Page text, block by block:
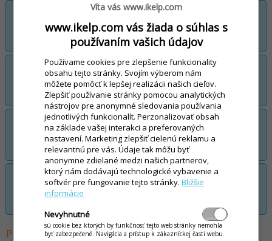
Klub verných zákazníkov - vytvorenie
kampane výmena bodov za konkrétne
zľavnené tovary z našej ponuky
Klub verných zákazníkov - vytvorenie
kampane výmena bodov za darčekové
tovary
Individuálne zľavové akcie - vytvorenie
kampane zľavového cenníka pre
vybraných klientov
Individuálne zľavové akcie - vytvorenie
kampane zľavového cenníka pre všetkých
Praktické používanie vernostných systémov
Víta vás www.ikelp.com
www.ikelp.com vás žiada o súhlas s
používaním vašich údajov
Používame cookies pre zlepšenie funkcionality
obsahu tejto stránky. Svojím výberom nám
môžete pomôcť k lepšej realizácii našich cieľov.
Zlepšiť používanie stránky pomocou analytických
nástrojov pre anonymné sledovania používania
jednotlivých funkcionalít. Perzonalizovať obsah
na základe vašej interakci a preferovaných
nastavení. Marketing zlepšiť cielenú reklamu a
relevantnú pre vás. Údaje tak môžu byť
anonymne zdielané medzi našich partnerov,
ktorý nám dodávajú technologické vybavenie a
softvér pre fungovanie tejto stránky.Bližšie
informácie
Nevyhnutné
sú cookie bez ktorých by funkčnosť tejto web stránky nemohla
byť zabezpečené. Navigácia a prístup k zákazníckej časti webu.